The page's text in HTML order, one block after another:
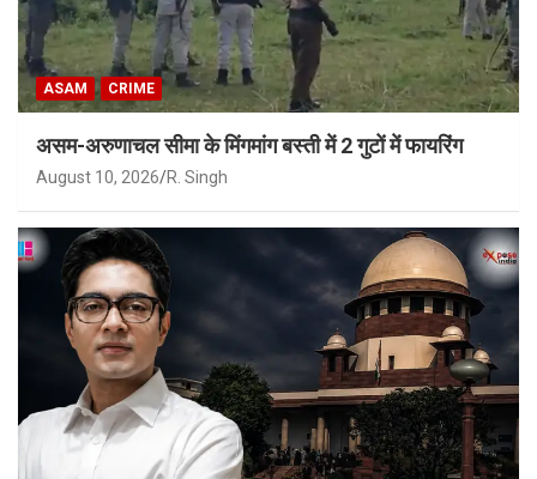
ASAM CRIME
असम-अरुणाचल सीमा के मिंगमांग बस्ती में 2 गुटों में फायरिंग
August 10, 2026 R. Singh